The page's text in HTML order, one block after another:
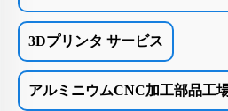
3Dプリンタ サービス
アルミニウムCNC加工部品工